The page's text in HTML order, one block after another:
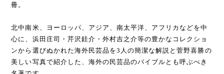
冊。
北中南米、ヨーロッパ、アジア、南太平洋、アフリカなどを中
心に、浜田庄司・芹沢銈介・外村吉之介等の豊かなコレクショ
ンから選びぬかれた海外民芸品を3人の簡潔な解説と菅野喜勝の
美しい写真で紹介した、海外の民芸品のバイブルとも呼ぶべき